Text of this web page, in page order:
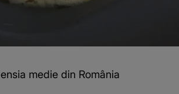
medie din România